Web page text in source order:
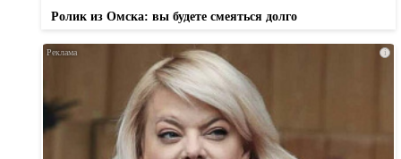
Ролик из Омска: вы будете смеяться долго
i